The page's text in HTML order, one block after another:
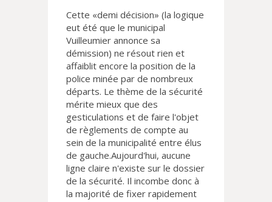
Cette «demi décision» (la logique
eut été que le municipal
Vuilleumier annonce sa
démission) ne résout rien et
affaiblit encore la position de la
police minée par de nombreux
départs. Le thème de la sécurité
mérite mieux que des
gesticulations et de faire l'objet
de règlements de compte au
sein de la municipalité entre élus
de gauche.Aujourd'hui, aucune
ligne claire n'existe sur le dossier
de la sécurité. Il incombe donc à
la majorité de fixer rapidement